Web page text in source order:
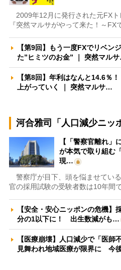
2009年12月に発行された元FX
『突然マルサがやって来た！～FX
【第9回】もう一度FXでリベ
た”ヒミツのお金” ｜ 突然マル
【第8回】年利はなんと14.6％
上がっていく ｜ 突然マルサ…
河合雅司「人口減少ニッ
【「警察官離れ」
が本気で取り組む
現…
警察庁が目下、頭を悩ませてい
官の採用試験の受験者数は10年間
【安全・安心ニッポンの危機
分の1以下に！ 出生数減がも…
【医療崩壊】人口減少で「医師
見舞われ地域医療が限界に 今